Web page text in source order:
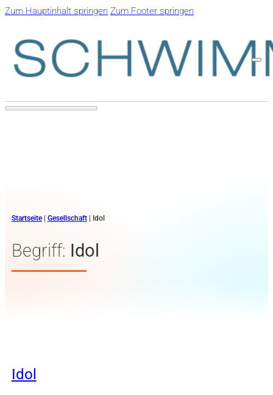
Zum Hauptinhalt springen Zum Footer springen
Startseite| Gesellschaft| Idol
Begriff: Idol
Idol